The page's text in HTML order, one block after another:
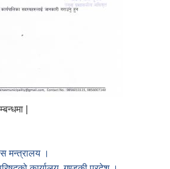
|
मन्त्रालय ।